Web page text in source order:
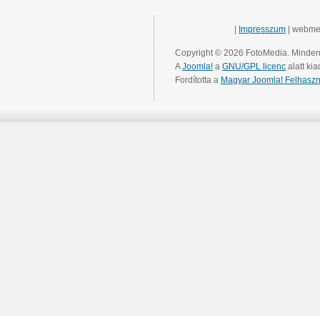
Impresszum |
Copyright © 2026 FotoMedia.
AJoomla! a GNU/GPL licenc alatt
Fordította a Magyar Joomla!